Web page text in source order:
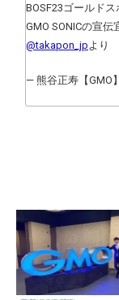
BOSF23ゴールド
GMO SONICの宣伝
@takapon_jp より
— 熊谷正寿【GMO